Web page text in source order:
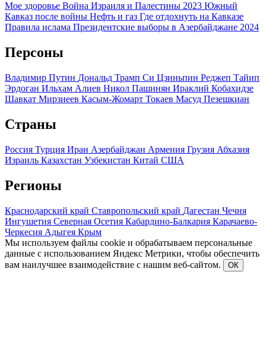
Мое здоровье Война Израиля и Палестины 2023 Южный
Кавказ после войны Нефть и газ Где отдохнуть на Кавказе
Правила ислама Президентские выборы в Азербайджане 2024
Персоны
Владимир Путин Дональд Трамп Си Цзиньпин Реджеп Тайип
Эрдоган Ильхам Алиев Никол Пашинян Ираклий Кобахидзе
Шавкат Мирзиеев Касым-Жомарт Токаев Масуд Пезешкиан
Страны
Россия Турция Иран Азербайджан Армения Грузия Абхазия
Израиль Казахстан Узбекистан Китай США
Регионы
Краснодарский край Ставропольский край Дагестан Чечня
Ингушетия Северная Осетия Кабардино-Балкария Карачаево-
Черкесия Адыгея Крым
Мы используем файлы cookie и обрабатываем персональные
данные с использованием Яндекс Метрики, чтобы обеспечить
вам наилучшее взаимодействие с нашим веб-сайтом.
ОК